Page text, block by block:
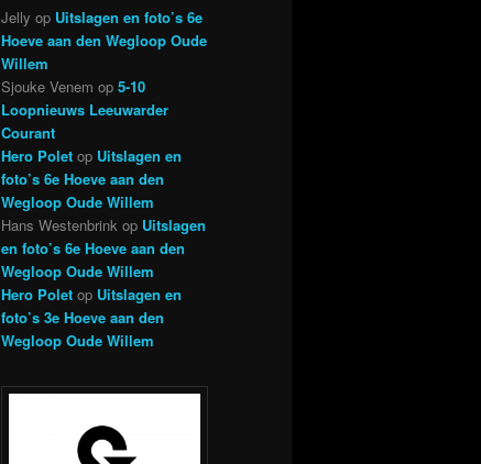
Jelly op Uitslagen en foto’s 6e
Hoeve aan den Wegloop Oude
Willem
Sjouke Venem op 5-10
Loopnieuws Leeuwarder
Courant
Hero Polet op Uitslagen en
foto’s 6e Hoeve aan den
Wegloop Oude Willem
Hans Westenbrink op Uitslagen
en foto’s 6e Hoeve aan den
Wegloop Oude Willem
Hero Polet op Uitslagen en
foto’s 3e Hoeve aan den
Wegloop Oude Willem